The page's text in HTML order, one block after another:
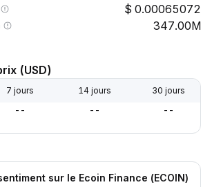
0.00065072
347.00M
(USD)
7 jours 14 jours 30 jours
-- -- --
sur le Ecoin Finance (ECOIN)